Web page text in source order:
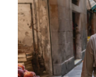
Pisos
Calles